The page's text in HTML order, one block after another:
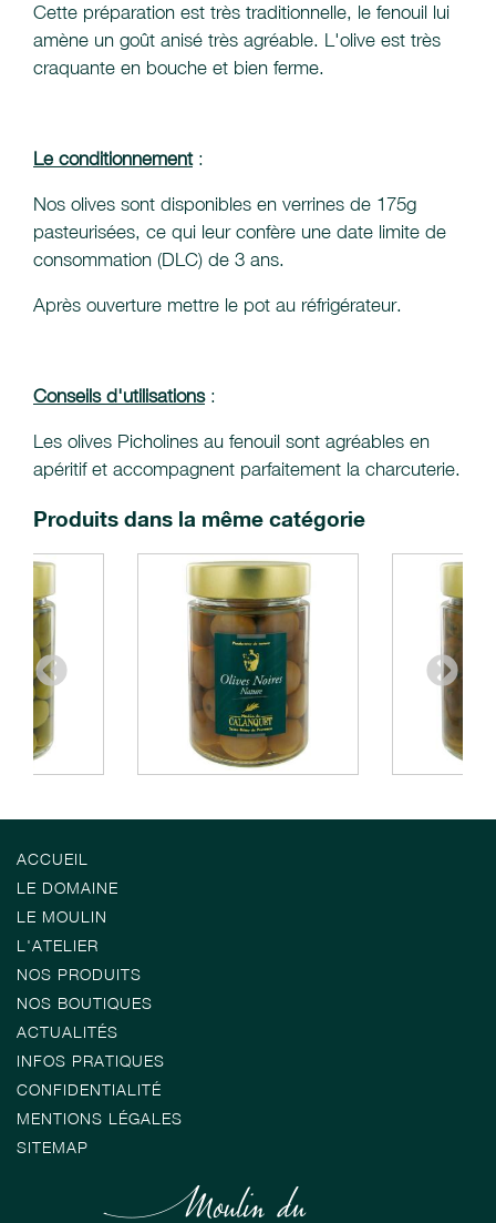
Cette préparation est très traditionnelle, le fenouil lui
amène un goût anisé très agréable. L'olive est très
craquante en bouche et bien ferme.
Le conditionnement:
Nos olives sont disponibles en verrines de 175g
pasteurisées, ce qui leur confère une date limite de
consommation (DLC) de 3 ans.
Après ouverture mettre le pot au réfrigérateur.
Conseils d'utilisations:
Les olives Picholines au fenouil sont agréables en
apéritif et accompagnent parfaitement la charcuterie.
Produits dans la même catégorie
ACCUEIL
LE DOMAINE
LE MOULIN
L'ATELIER
NOS PRODUITS
NOS BOUTIQUES
ACTUALITÉS
INFOS PRATIQUES
CONFIDENTIALITÉ
MENTIONS LÉGALES
SITEMAP